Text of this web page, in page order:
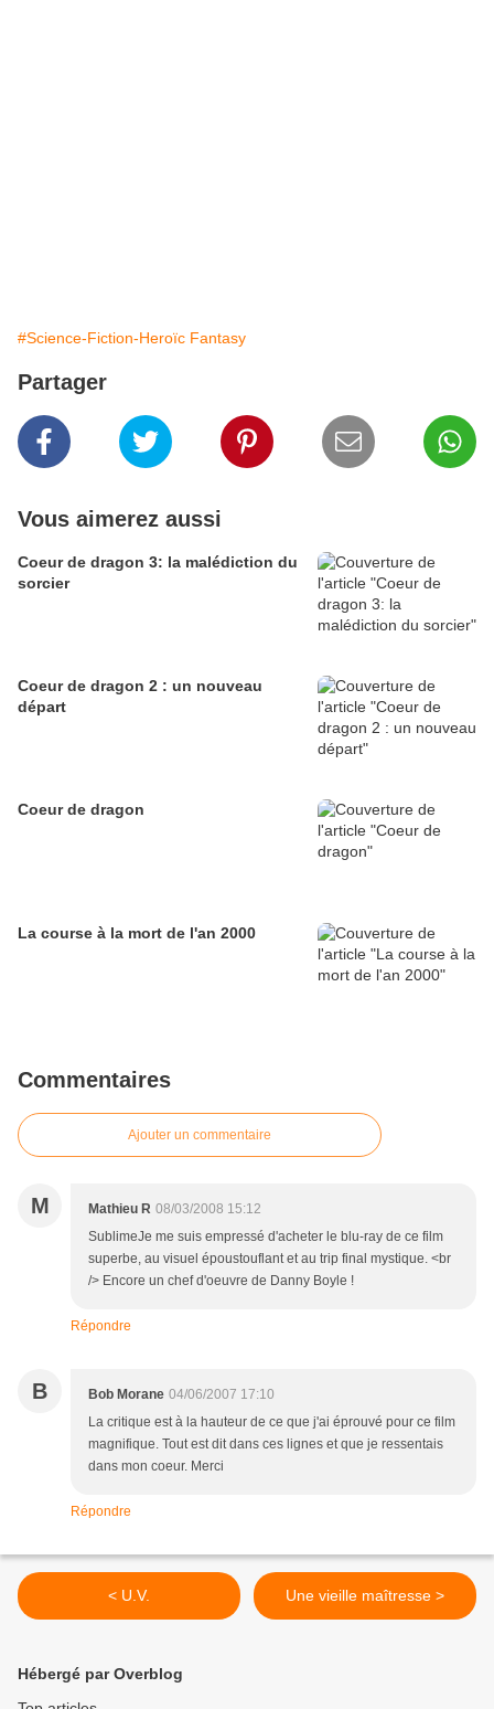
#Science-Fiction-Heroïc Fantasy
Partager
Vous aimerez aussi
Coeur de dragon 3: la malédiction du
sorcier
Coeur de dragon 2 : un nouveau
départ
Coeur de dragon
La course à la mort de l'an 2000
Commentaires
Ajouter un commentaire
M Mathieu R 08/03/2008 15:12
SublimeJe me suis empressé d'acheter le blu-ray de ce film
superbe, au visuel époustouflant et au trip final mystique. <br
/> Encore un chef d'oeuvre de Danny Boyle !
Répondre
B Bob Morane 04/06/2007 17:10
La critique est à la hauteur de ce que j'ai éprouvé pour ce film
magnifique. Tout est dit dans ces lignes et que je ressentais
dans mon coeur. Merci
Répondre
< U.V. Une vieille maîtresse >
Hébergé par Overblog